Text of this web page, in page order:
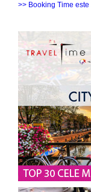
>> Booking Time